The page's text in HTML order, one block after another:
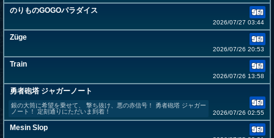
のりものGOGOパラダイス
2026/07/27 03:44
Züge
2026/07/26 20:53
Train
2026/07/26 13:58
勇者砲塔 ジャガーノート
銀の大筒に希望を乗せて、 撃ち抜け、悪の赤信号！ 勇者砲塔 ジャガー
ノート！ 定刻通りにただいま到着！
2026/07/26 02:55
Mesin Slop